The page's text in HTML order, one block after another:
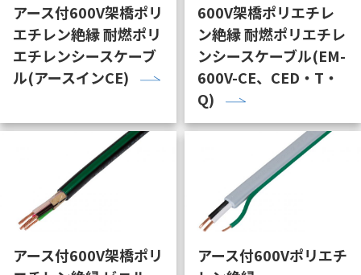
アース付600V架橋ポリ
エチレン絶縁 耐燃ポリ
エチレンシースケーブ
ル(アースインCE)
600V架橋ポリエチレ
ン絶縁 耐燃ポリエチレ
ンシースケーブル(EM-
600V-CE、CED・T・
Q)
アース付600V架橋ポリ
アース付600Vポリエチ